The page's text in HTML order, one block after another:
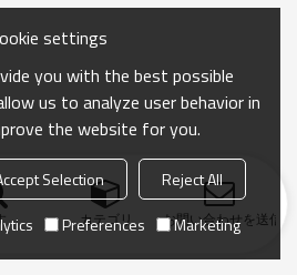
カテゴリ お問い合わせを送信
settings
you with the best possible
us to analyze user behavior in
the website for you.
Selection
Reject All
Preferences Marketing